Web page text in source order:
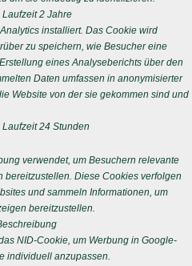
Laufzeit 2 Jahre
installiert. Das Cookie wird
zu speichern, wie Besucher eine
eines Analyseberichts über den
Daten umfassen in anonymisierter
Website von der sie gekommen sind und
Laufzeit 24 Stunden
verwendet, um Besuchern relevante
Diese Cookies verfolgen
und sammeln Informationen, um
bereitzustellen.
NID-Cookie, um Werbung in Google-
individuell anzupassen.